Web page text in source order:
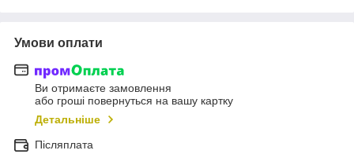
Умови оплати
Ви отримаєте замовлення
або гроші повернуться на вашу картку
Детальніше
Післяплата